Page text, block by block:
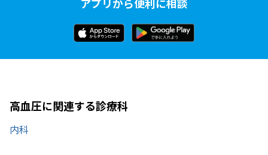
高血圧に関連する診療科
内科